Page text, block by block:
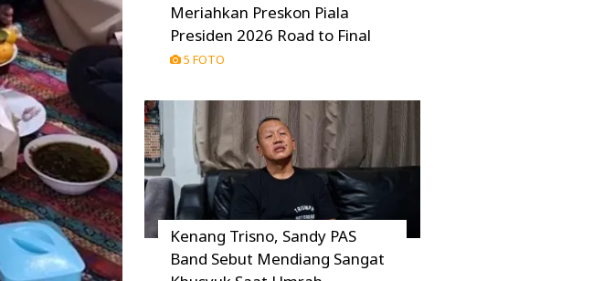
Meriahkan Preskon Piala
Presiden 2026 Road to Final
5 FOTO
Kenang Trisno, Sandy PAS
Band Sebut Mendiang Sangat